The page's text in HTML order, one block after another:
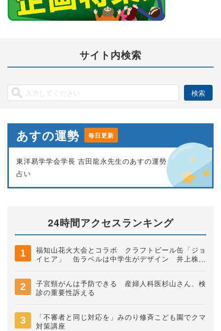
サイト内検索
あすの運勢 毎日更新
東洋易学学会学長 吉田龍永先生のあすの運勢
占い
24時間アクセスランキング
福知山花火大会とコラボ クラフトビール缶「ジョ
イヒア」 缶ラベルは中学生がデザイン 井上株式
子宮頸がんは予防できる 産婦人科医杉山さん、検
診の重要性訴える
「不審者と同じ対応を」みのり修斉こども園でクマ
対策講座